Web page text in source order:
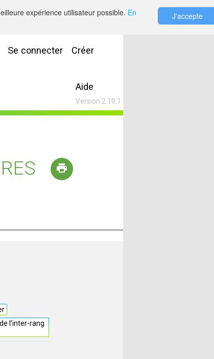
Se connecter Créer
Aide
Version 2.10.1
l’inter-rang
expérience utilisateur possible. En
J'accepte